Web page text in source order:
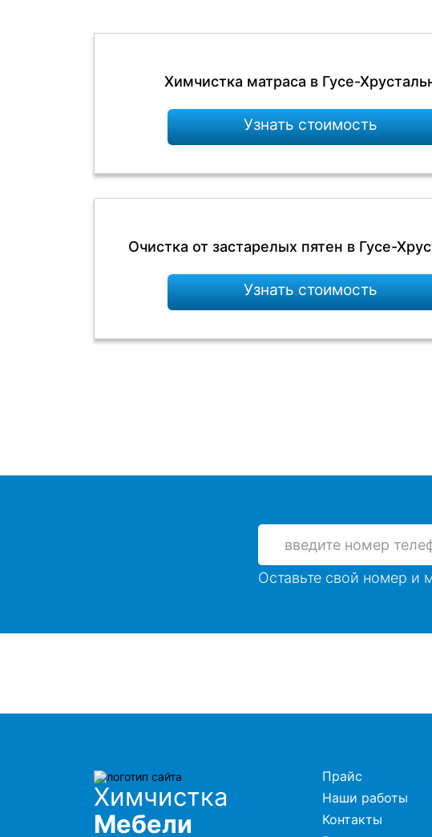
Химчистка матраса в Гусе-
Узнать стоимость
Очистка от застарелых пятен в Гусе-
Узнать стоимость
Оставьте свой номер и
Химчистка
Мебели
Прайс
Наши работы
Контакты